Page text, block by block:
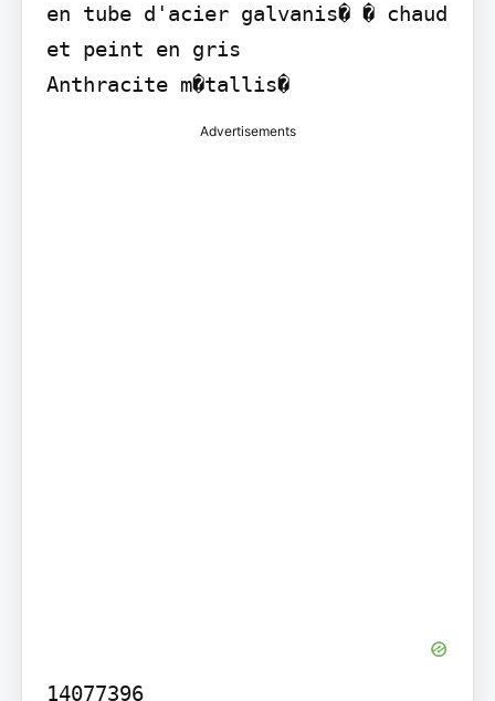
en tube d'acier galvanis� � chaud
et peint en gris
Anthracite m�tallis�
Advertisements
14077396